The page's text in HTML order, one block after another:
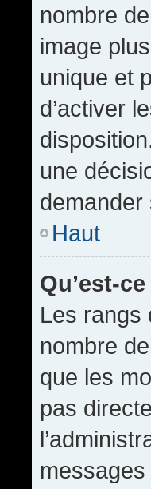
nombre
image
unique et
d’activer
une
demander
Haut
Qu’est-
Les rangs
nombre
que les
pas